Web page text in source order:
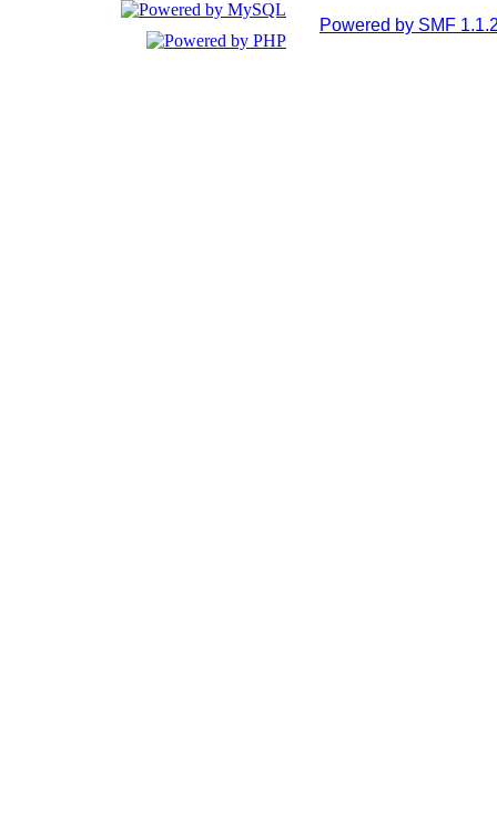
Powered by SMF